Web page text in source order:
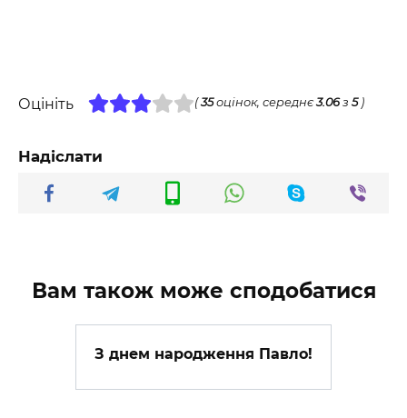
Оцініть (35оцінок, середнє3.06з 5)
Надіслати
Вам також може сподобатися
З днем народження Павло!